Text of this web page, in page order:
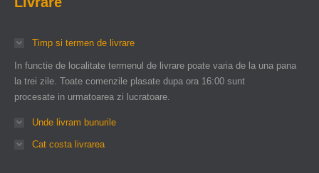
Timp si termen de livrare
In functie de localitate termenul de livrare poate varia de la una pana
la trei zile. Toate comenzile plasate dupa ora 16:00 sunt
procesate in urmatoarea zi lucratoare.
Unde livram bunurile
Cat costa livrarea